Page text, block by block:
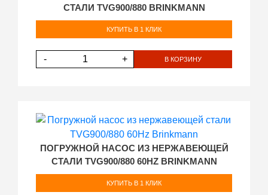
СТАЛИ TVG900/880 BRINKMANN
КУПИТЬ В 1 КЛИК
- + В КОРЗИНУ
ПОГРУЖНОЙ НАСОС ИЗ НЕРЖАВЕЮЩЕЙ
СТАЛИ TVG900/880 60HZ BRINKMANN
КУПИТЬ В 1 КЛИК